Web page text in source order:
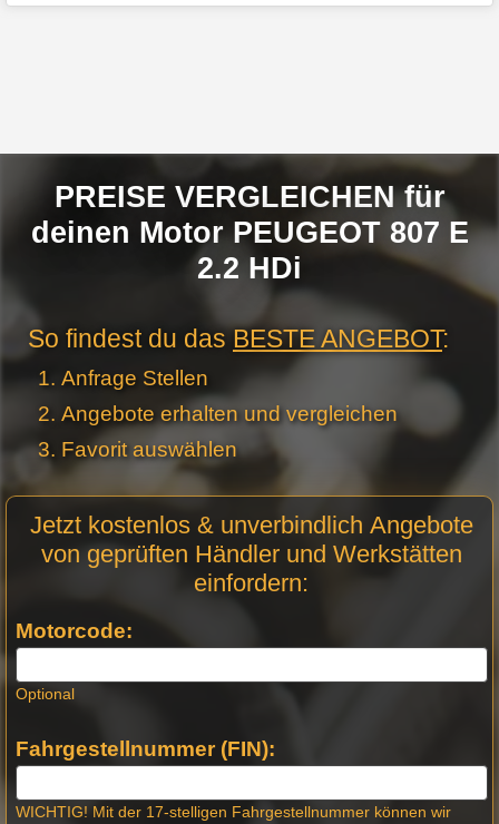
PREISE VERGLEICHEN für
deinen Motor PEUGEOT 807 E
2.2 HDi
So findest du dasBESTE ANGEBOT:
Anfrage Stellen
Angebote erhalten und vergleichen
Favorit auswählen
Anfrage
Stellen -
Jetzt kostenlos & unverbindlich Angebote
von geprüften Händler und Werkstätten
einfordern:
Motorcode:
Optional
Fahrgestellnummer (FIN):
WICHTIG! Mit der 17-stelligen Fahrgestellnummer können wir